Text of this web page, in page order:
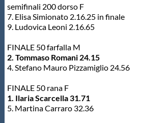
semifinali 200 dorso F
7. Elisa Simionato 2.16.25 in finale
9. Ludovica Leoni 2.16.65
FINALE 50 farfalla M
2. Tommaso Romani 24.15
4. Stefano Mauro Pizzamiglio 24.56
FINALE 50 rana F
1. Ilaria Scarcella 31.71
5. Martina Carraro 32.36